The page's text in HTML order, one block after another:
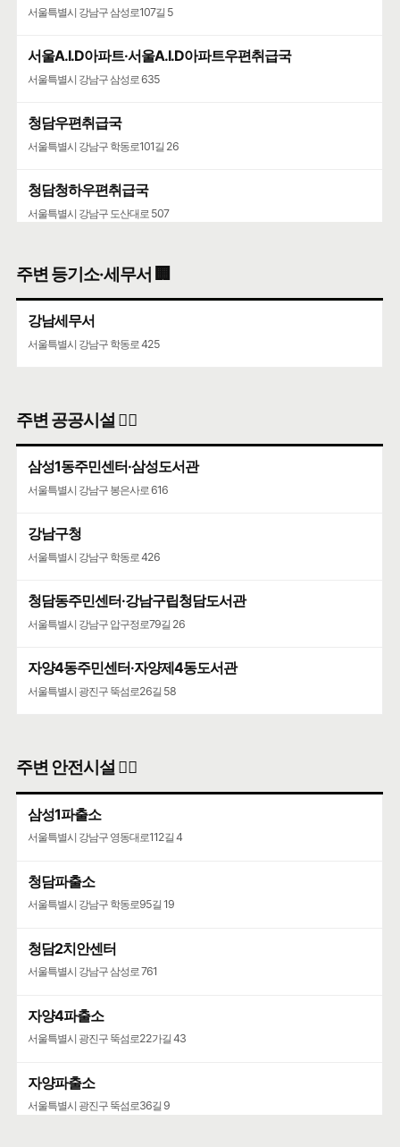
서울특별시 강남구 삼성로107길 5
서울A.I.D아파트·서울A.I.D아파트우편취급국
서울특별시 강남구 삼성로 635
청담우편취급국
서울특별시 강남구 학동로101길 26
청담청하우편취급국
서울특별시 강남구 도산대로 507
서울특별시 강남구 영동대로 513
주변 등기소·세무서 🏢
강남세무서
서울특별시 강남구 학동로 425
주변 공공시설 👨‍✈️
삼성1동주민센터·삼성도서관
서울특별시 강남구 봉은사로 616
강남구청
서울특별시 강남구 학동로 426
청담동주민센터·강남구립청담도서관
서울특별시 강남구 압구정로79길 26
자양4동주민센터·자양제4동도서관
서울특별시 광진구 뚝섬로26길 58
주변 안전시설 👮‍♀️
삼성1파출소
서울특별시 강남구 영동대로112길 4
청담파출소
서울특별시 강남구 학동로95길 19
청담2치안센터
서울특별시 강남구 삼성로 761
자양4파출소
서울특별시 광진구 뚝섬로22가길 43
자양파출소
서울특별시 광진구 뚝섬로36길 9